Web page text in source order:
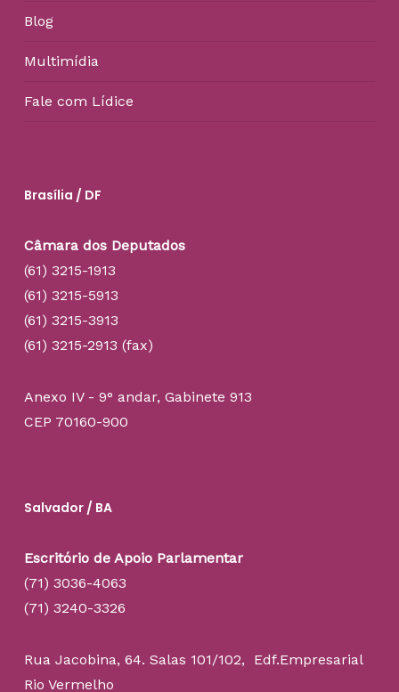
Blog
Multimídia
Fale com Lídice
Brasília / DF
Câmara dos Deputados
(61) 3215-1913
(61) 3215-5913
(61) 3215-3913
(61) 3215-2913 (fax)
Anexo IV - 9° andar, Gabinete 913
CEP 70160-900
Salvador / BA
Escritório de Apoio Parlamentar
(71) 3036-4063
(71) 3240-3326
Rua Jacobina, 64. Salas 101/102, Edf.Empresarial
Rio Vermelho